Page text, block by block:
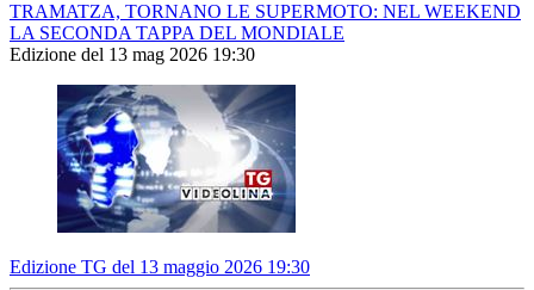
TRAMATZA, TORNANO LE SUPERMOTO: NEL WEEKEND
LA SECONDA TAPPA DEL MONDIALE
Edizione del 13 mag 2026 19:30
Edizione TG del 13 maggio 2026 19:30